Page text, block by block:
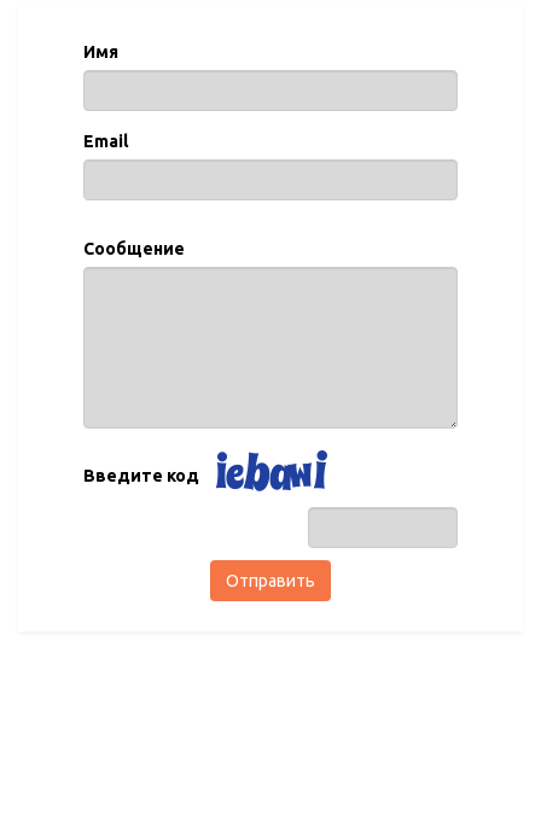
Имя
Email
Сообщение
Введите код
Отправить